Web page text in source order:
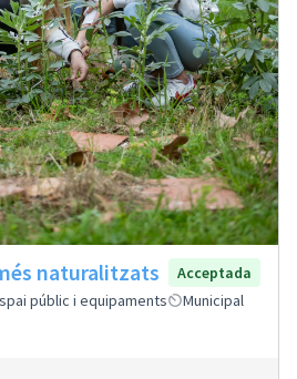
naturalitzats
Acceptada
públic i equipaments
Municipal